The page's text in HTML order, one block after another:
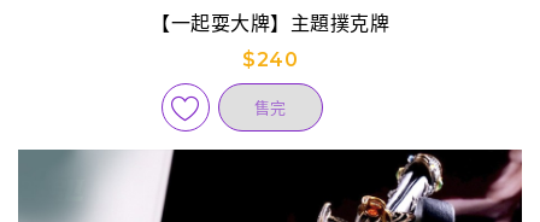
【一起耍大牌】主題撲克牌
$240
售完